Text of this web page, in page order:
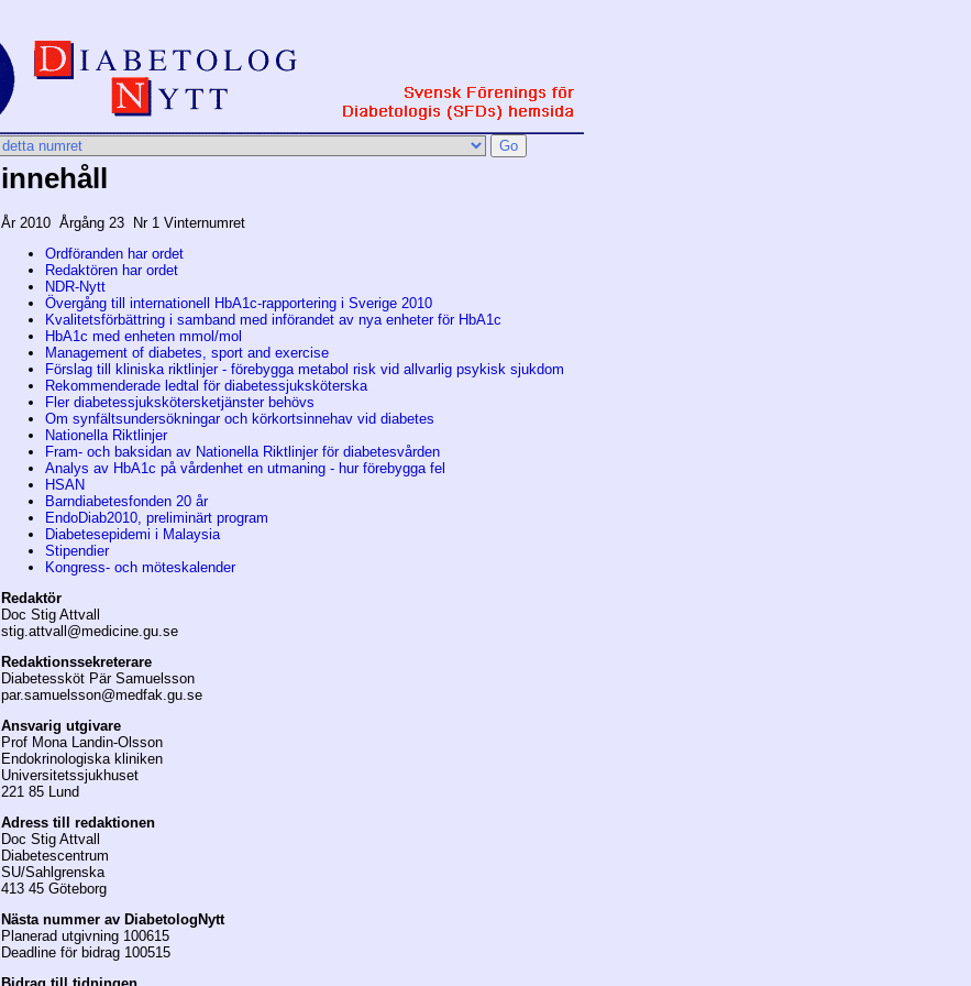
innehåll
År 2010 Årgång 23 Nr 1 Vinternumret
Ordföranden har ordet
Redaktören har ordet
NDR-Nytt
Övergång till internationell HbA1c-rapportering i Sverige 2010
Kvalitetsförbättring i samband med införandet av nya enheter för HbA1c
HbA1c med enheten mmol/mol
Management of diabetes, sport and exercise
Förslag till kliniska riktlinjer - förebygga metabol risk vid allvarlig psykisk sjukdom
Rekommenderade ledtal för diabetessjuksköterska
Fler diabetessjukskötersketjänster behövs
Om synfältsundersökningar och körkortsinnehav vid diabetes
Nationella Riktlinjer
Fram- och baksidan av Nationella Riktlinjer för diabetesvården
Analys av HbA1c på vårdenhet en utmaning - hur förebygga fel
HSAN
Barndiabetesfonden 20 år
EndoDiab2010, preliminärt program
Diabetesepidemi i Malaysia
Stipendier
Kongress- och möteskalender
Redaktör
Doc Stig Attvall
stig.attvall@medicine.gu.se
Redaktionssekreterare
Diabetessköt Pär Samuelsson
par.samuelsson@medfak.gu.se
Ansvarig utgivare
Prof Mona Landin-Olsson
Endokrinologiska kliniken
Universitetssjukhuset
221 85 Lund
Adress till redaktionen
Doc Stig Attvall
Diabetescentrum
SU/Sahlgrenska
413 45 Göteborg
Nästa nummer av DiabetologNytt
Planerad utgivning 100615
Deadline för bidrag 100515